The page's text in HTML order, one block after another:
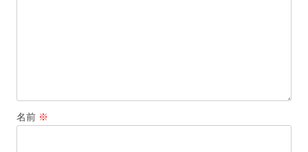
名前 ※